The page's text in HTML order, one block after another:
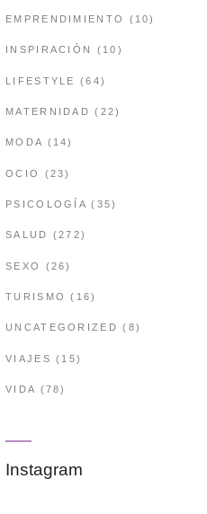
EMPRENDIMIENTO (10)
INSPIRACIÓN (10)
LIFESTYLE (64)
MATERNIDAD (22)
MODA (14)
OCIO (23)
PSICOLOGÍA (35)
SALUD (272)
SEXO (26)
TURISMO (16)
UNCATEGORIZED (8)
VIAJES (15)
VIDA (78)
Instagram